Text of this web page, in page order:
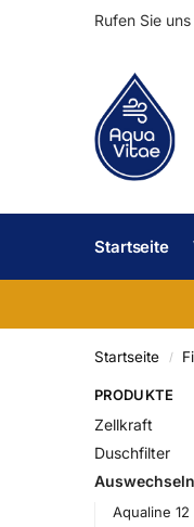
Rufen Sie
Startseite
Startseite /
PRODUKTE
Zellkraft
Duschfilter
Aqualine 12